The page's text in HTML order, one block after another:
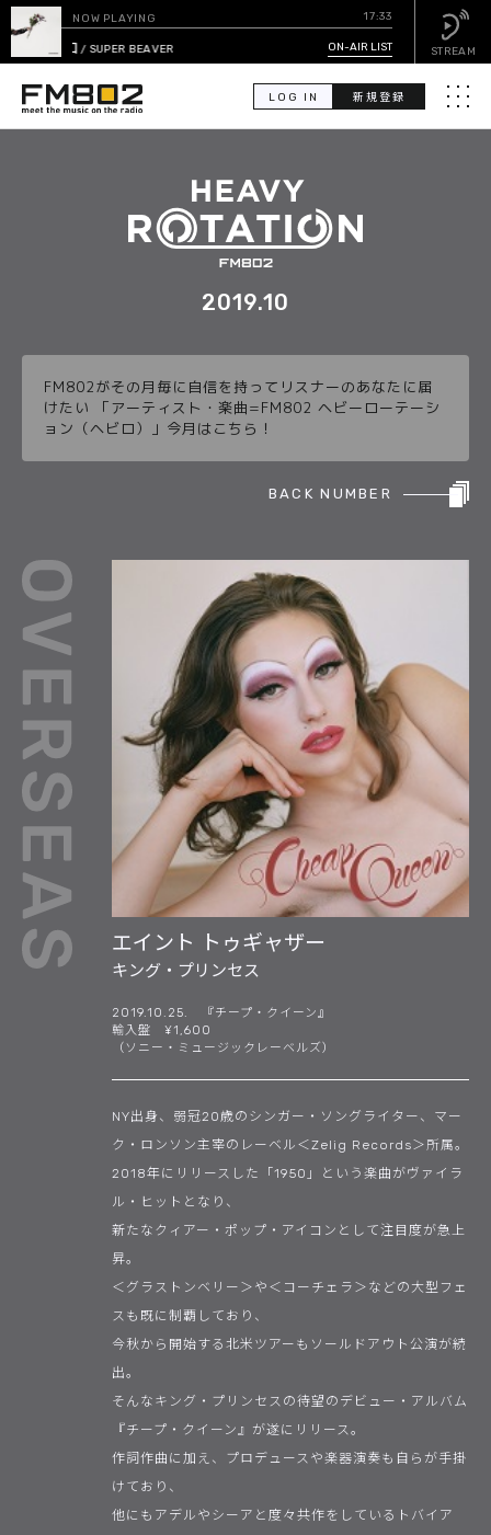
LOG IN 新規登録 メニ
索
GUEST CALENDAR
EVENT CALENDAR
HEAVY ROTATION
DJ
FAQ
ONLINESHOP
NOW PLAYING 17:33
/ SUPER BEAVER ON-AIR LIST STREAM
2019.10
FM802がその月毎に自信を持ってリスナーのあなたに届
けたい 「アーティスト・楽曲=FM802 ヘビーローテーシ
ョン（ヘビロ）」今月はこちら！
BACK NUMBER
エイント トゥギャザー
キング・プリンセス
2019.10.25. 『チープ・クイーン』
輸入盤 ¥1,600
（ソニー・ミュージックレーベルズ）
NY出身、弱冠20歳のシンガー・ソングライター、マー
ク・ロンソン主宰のレーベル＜Zelig Records＞所属。
2018年にリリースした「1950」という楽曲がヴァイラ
ル・ヒットとなり、
新たなクィアー・ポップ・アイコンとして注目度が急上
昇。
＜グラストンベリー＞や＜コーチェラ＞などの大型フェ
スも既に制覇しており、
今秋から開始する北米ツアーもソールドアウト公演が続
出。
そんなキング・プリンセスの待望のデビュー・アルバム
『チープ・クイーン』が遂にリリース。
作詞作曲に加え、プロデュースや楽器演奏も自らが手掛
けており、
他にもアデルやシーアと度々共作をしているトバイア